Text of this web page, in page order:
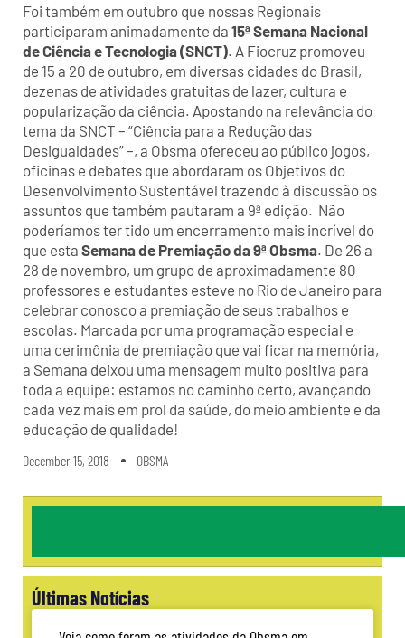
Foi também em outubro que nossas Regionais
participaram animadamente da 15ª Semana Nacional
de Ciência e Tecnologia (SNCT). A Fiocruz promoveu
de 15 a 20 de outubro, em diversas cidades do Brasil,
dezenas de atividades gratuitas de lazer, cultura e
popularização da ciência. Apostando na relevância do
tema da SNCT – “Ciência para a Redução das
Desigualdades” –, a Obsma ofereceu ao público jogos,
oficinas e debates que abordaram os Objetivos do
Desenvolvimento Sustentável trazendo à discussão os
assuntos que também pautaram a 9ª edição. Não
poderíamos ter tido um encerramento mais incrível do
que esta Semana de Premiação da 9ª Obsma. De 26 a
28 de novembro, um grupo de aproximadamente 80
professores e estudantes esteve no Rio de Janeiro para
celebrar conosco a premiação de seus trabalhos e
escolas. Marcada por uma programação especial e
uma cerimônia de premiação que vai ficar na memória,
a Semana deixou uma mensagem muito positiva para
toda a equipe: estamos no caminho certo, avançando
cada vez mais em prol da saúde, do meio ambiente e da
educação de qualidade!
December 15, 2018 OBSMA
Últimas Notícias